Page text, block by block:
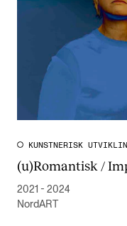
KUNSTNERISK
(u)Romantisk /
2021 - 2024
NordART